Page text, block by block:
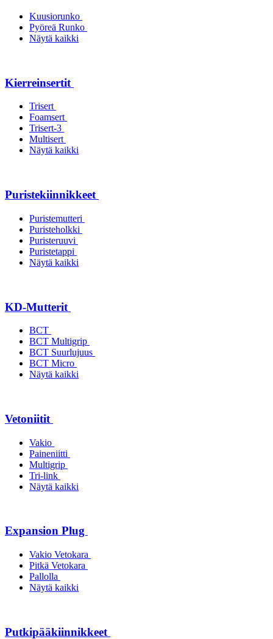
Kuusiorunko
Pyöreä Runko
Näytä kaikki
Kierreinsertit
Trisert
Foamsert
Trisert-3
Multisert
Näytä kaikki
Puristekiinnikkeet
Puristemutteri
Puristeholkki
Puristeruuvi
Puristetappi
Näytä kaikki
KD-Mutterit
BCT
BCT Multigrip
BCT Suurlujuus
BCT Micro
Näytä kaikki
Vetoniitit
Vakio
Paineniitti
Multigrip
Tri-link
Näytä kaikki
Expansion Plug
Vakio Vetokara
Pitkä Vetokara
Pallolla
Näytä kaikki
Putkipääkiinnikkeet